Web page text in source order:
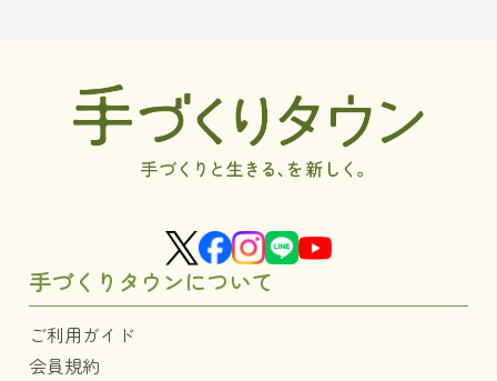
手づくりタウンについて
ご利用ガイド
会員規約